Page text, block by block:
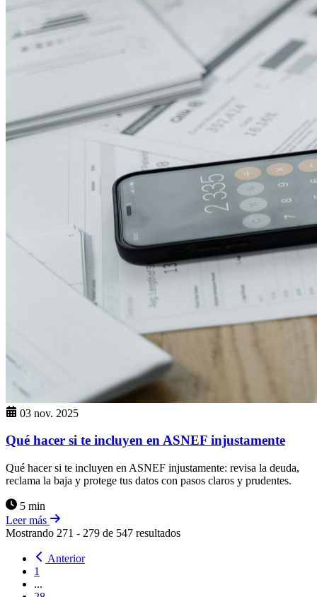
03 nov. 2025
Qué hacer si te incluyen en ASNEF injustamente
Qué hacer si te incluyen en ASNEF injustamente: revisa la deuda,
reclama la baja y protege tus datos con pasos claros y prudentes.
5 min
Leer más
Mostrando 271 - 279 de 547 resultados
Anterior
1
...